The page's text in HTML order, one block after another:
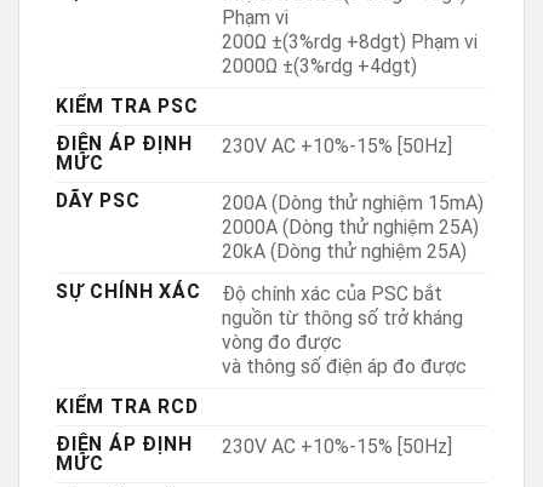
Phạm vi
200Ω ±(3%rdg +8dgt) Phạm vi
2000Ω ±(3%rdg +4dgt)
KIỂM TRA PSC
ĐIỆN ÁP ĐỊNH
MỨC
230V AC +10%-15% [50Hz]
DÃY PSC
200A (Dòng thử nghiệm 15mA)
2000A (Dòng thử nghiệm 25A)
20kA (Dòng thử nghiệm 25A)
SỰ CHÍNH XÁC
Độ chính xác của PSC bắt
nguồn từ thông số trở kháng
vòng đo được
và thông số điện áp đo được
KIỂM TRA RCD
ĐIỆN ÁP ĐỊNH
MỨC
230V AC +10%-15% [50Hz]